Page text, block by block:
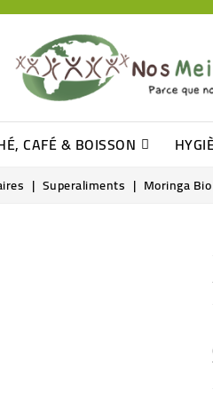
CAFÉ & BOISSON
Superaliments Moringa Bio